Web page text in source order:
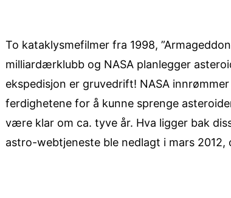
To kataklysmefilmer fra 1998,
milliardærklubb og NASA planlegger
ekspedisjon er gruvedrift! NASA
ferdighetene for å kunne sprenge
være klar om ca. tyve år. Hva ligger bak
astro-webtjeneste ble nedlagt i mars